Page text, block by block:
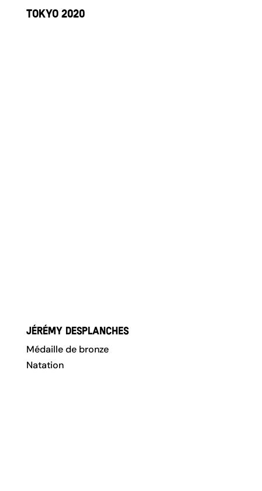
Tokyo 2020
Jérémy Desplanches
Médaille de bronze
Natation